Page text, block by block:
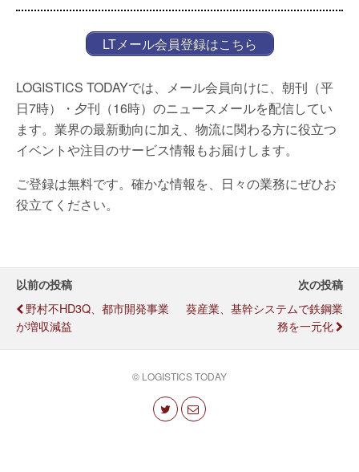
LTメール会員登録はこちら
LOGISTICS TODAYでは、メール会員向けに、朝刊（平
日7時）・夕刊（16時）のニュースメールを配信してい
ます。業界の最新動向に加え、物流に関わる方に役立つ
イベントや注目のサービス情報もお届けします。
ご登録は無料です。確かな情報を、日々の業務にぜひお
役立てください。
以前の投稿
野村不HD3Q、都市開発事業
が増収減益
次の投稿
葵産業、基幹システムで鉄鋼業
務を一元化
© LOGISTICS TODAY